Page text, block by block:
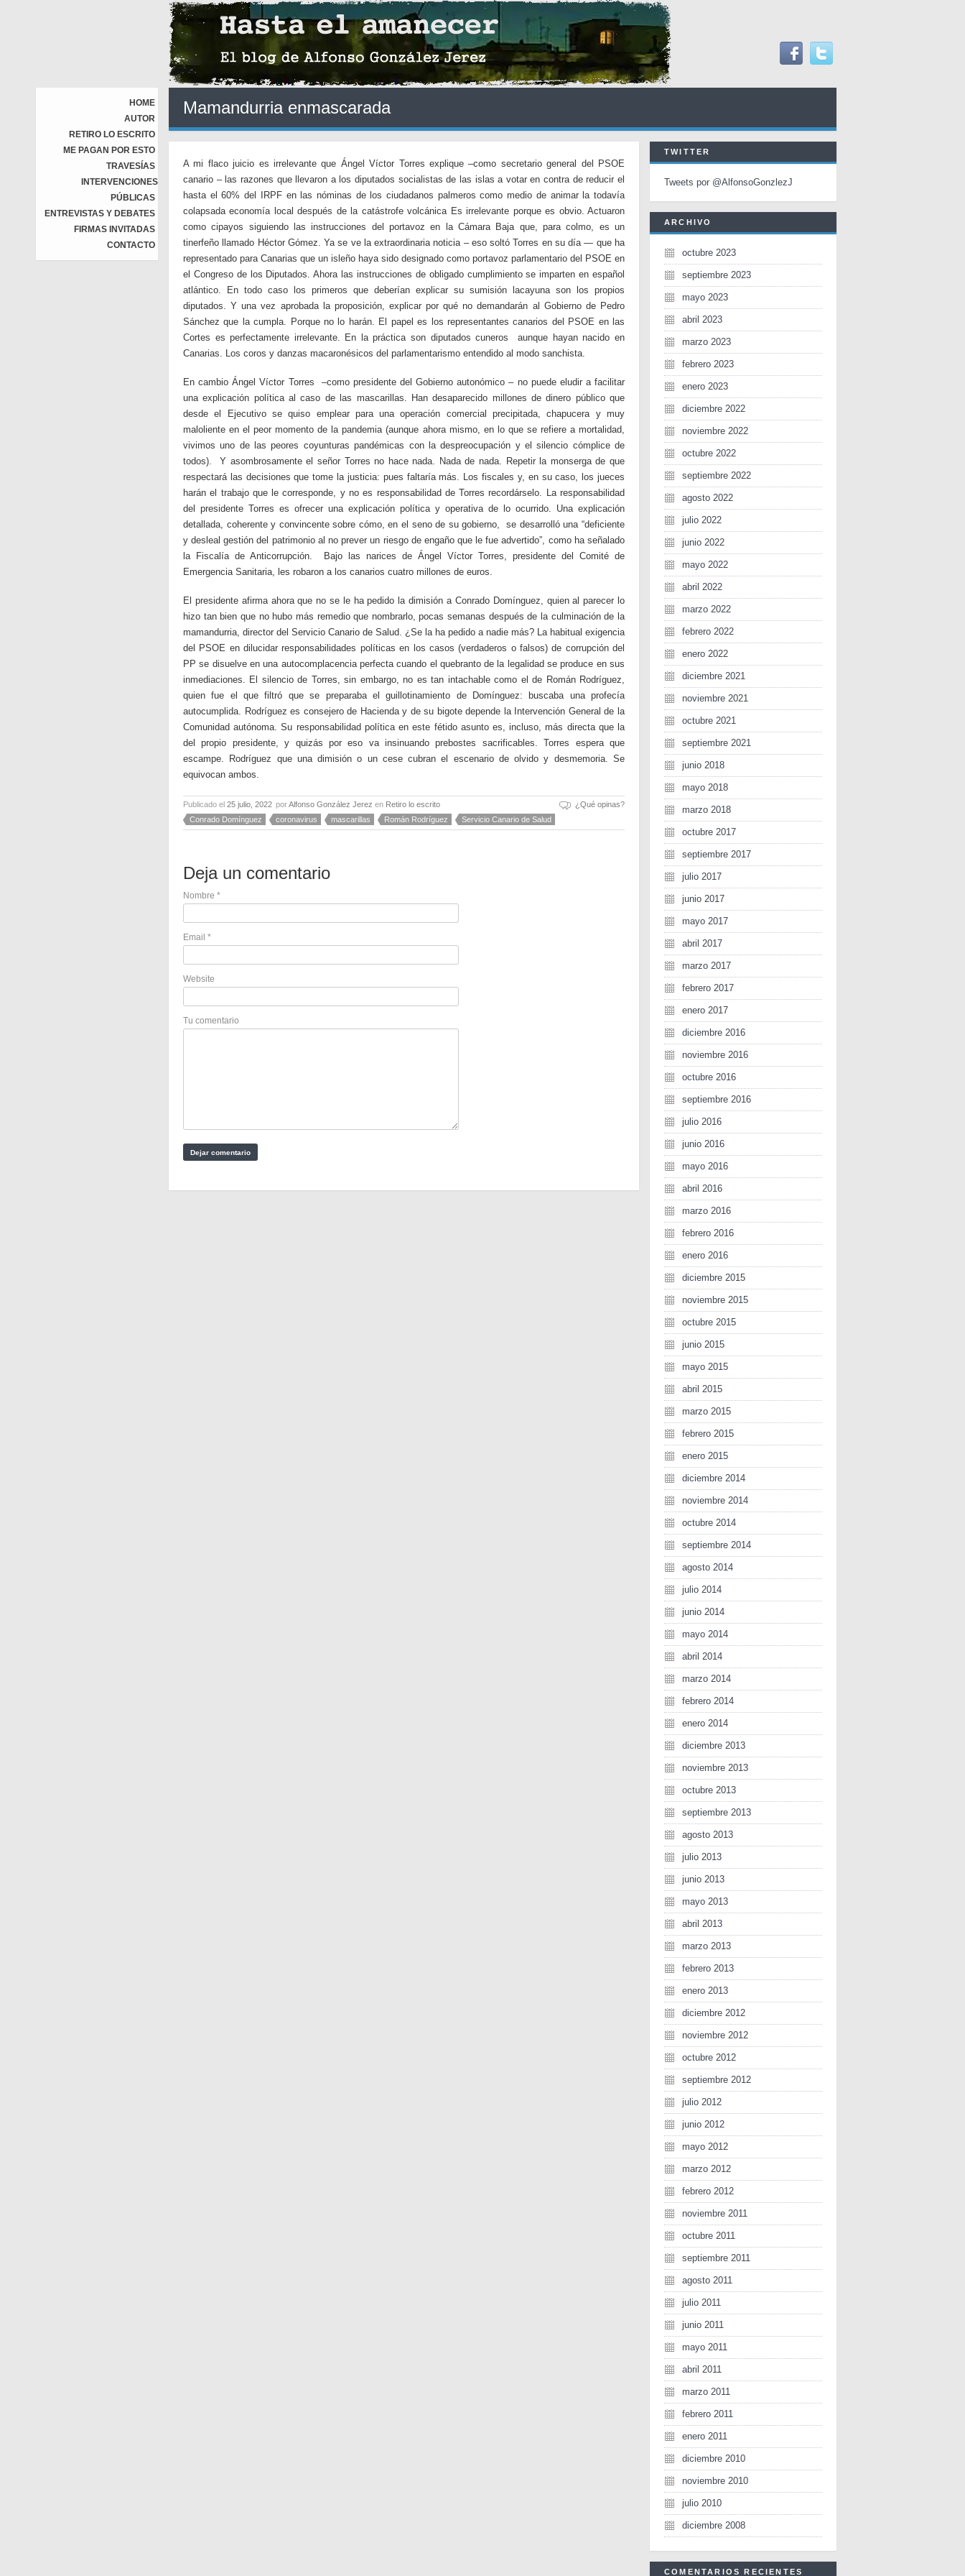
HOME
AUTOR
RETIRO LO ESCRITO
ME PAGAN POR ESTO
TRAVESÍAS
INTERVENCIONES
PÚBLICAS
ENTREVISTAS Y DEBATES
FIRMAS INVITADAS
CONTACTO
Mamandurria enmascarada
A mi flaco juicio es irrelevante que Ángel Víctor Torres explique –como secretario general del PSOE
canario – las razones que llevaron a los diputados socialistas de las islas a votar en contra de reducir el
hasta el 60% del IRPF en las nóminas de los ciudadanos palmeros como medio de animar la todavía
colapsada economía local después de la catástrofe volcánica Es irrelevante porque es obvio. Actuaron
como cipayos siguiendo las instrucciones del portavoz en la Cámara Baja que, para colmo, es un
tinerfeño llamado Héctor Gómez. Ya se ve la extraordinaria noticia – eso soltó Torres en su día — que ha
representado para Canarias que un isleño haya sido designado como portavoz parlamentario del PSOE en
el Congreso de los Diputados. Ahora las instrucciones de obligado cumplimiento se imparten en español
atlántico. En todo caso los primeros que deberían explicar su sumisión lacayuna son los propios
diputados. Y una vez aprobada la proposición, explicar por qué no demandarán al Gobierno de Pedro
Sánchez que la cumpla. Porque no lo harán. El papel es los representantes canarios del PSOE en las
Cortes es perfectamente irrelevante. En la práctica son diputados cuneros aunque hayan nacido en
Canarias. Los coros y danzas macaronésicos del parlamentarismo entendido al modo sanchista.
En cambio Ángel Víctor Torres –como presidente del Gobierno autonómico – no puede eludir a facilitar
una explicación política al caso de las mascarillas. Han desaparecido millones de dinero público que
desde el Ejecutivo se quiso emplear para una operación comercial precipitada, chapucera y muy
maloliente en el peor momento de la pandemia (aunque ahora mismo, en lo que se refiere a mortalidad,
vivimos uno de las peores coyunturas pandémicas con la despreocupación y el silencio cómplice de
todos). Y asombrosamente el señor Torres no hace nada. Nada de nada. Repetir la monserga de que
respectará las decisiones que tome la justicia: pues faltaría más. Los fiscales y, en su caso, los jueces
harán el trabajo que le corresponde, y no es responsabilidad de Torres recordárselo. La responsabilidad
del presidente Torres es ofrecer una explicación política y operativa de lo ocurrido. Una explicación
detallada, coherente y convincente sobre cómo, en el seno de su gobierno, se desarrolló una “deficiente
y desleal gestión del patrimonio al no prever un riesgo de engaño que le fue advertido”, como ha señalado
la Fiscalía de Anticorrupción. Bajo las narices de Ángel Víctor Torres, presidente del Comité de
Emergencia Sanitaria, les robaron a los canarios cuatro millones de euros.
El presidente afirma ahora que no se le ha pedido la dimisión a Conrado Domínguez, quien al parecer lo
hizo tan bien que no hubo más remedio que nombrarlo, pocas semanas después de la culminación de la
mamandurria, director del Servicio Canario de Salud. ¿Se la ha pedido a nadie más? La habitual exigencia
del PSOE en dilucidar responsabilidades políticas en los casos (verdaderos o falsos) de corrupción del
PP se disuelve en una autocomplacencia perfecta cuando el quebranto de la legalidad se produce en sus
inmediaciones. El silencio de Torres, sin embargo, no es tan intachable como el de Román Rodríguez,
quien fue el que filtró que se preparaba el guillotinamiento de Domínguez: buscaba una profecía
autocumplida. Rodríguez es consejero de Hacienda y de su bigote depende la Intervención General de la
Comunidad autónoma. Su responsabilidad política en este fétido asunto es, incluso, más directa que la
del propio presidente, y quizás por eso va insinuando prebostes sacrificables. Torres espera que
escampe. Rodríguez que una dimisión o un cese cubran el escenario de olvido y desmemoria. Se
equivocan ambos.
Publicado el 25 julio, 2022 porAlfonso González Jerez en Retiro lo escrito
¿Qué opinas?
Conrado Domínguez
coronavirus mascarillas Román Rodríguez Servicio Canario de Salud
Deja un comentario
Nombre *
Email *
Website
Tu comentario
TWITTER
Tweets por @AlfonsoGonzlezJ
ARCHIVO
octubre 2023
septiembre 2023
mayo 2023
abril 2023
marzo 2023
febrero 2023
enero 2023
diciembre 2022
noviembre 2022
octubre 2022
septiembre 2022
agosto 2022
julio 2022
junio 2022
mayo 2022
abril 2022
marzo 2022
febrero 2022
enero 2022
diciembre 2021
noviembre 2021
octubre 2021
septiembre 2021
junio 2018
mayo 2018
marzo 2018
octubre 2017
septiembre 2017
julio 2017
junio 2017
mayo 2017
abril 2017
marzo 2017
febrero 2017
enero 2017
diciembre 2016
noviembre 2016
octubre 2016
septiembre 2016
julio 2016
junio 2016
mayo 2016
abril 2016
marzo 2016
febrero 2016
enero 2016
diciembre 2015
noviembre 2015
octubre 2015
junio 2015
mayo 2015
abril 2015
marzo 2015
febrero 2015
enero 2015
diciembre 2014
noviembre 2014
octubre 2014
septiembre 2014
agosto 2014
julio 2014
junio 2014
mayo 2014
abril 2014
marzo 2014
febrero 2014
enero 2014
diciembre 2013
noviembre 2013
octubre 2013
septiembre 2013
agosto 2013
julio 2013
junio 2013
mayo 2013
abril 2013
marzo 2013
febrero 2013
enero 2013
diciembre 2012
noviembre 2012
octubre 2012
septiembre 2012
julio 2012
junio 2012
mayo 2012
marzo 2012
febrero 2012
noviembre 2011
octubre 2011
septiembre 2011
agosto 2011
julio 2011
junio 2011
mayo 2011
abril 2011
marzo 2011
febrero 2011
enero 2011
diciembre 2010
noviembre 2010
julio 2010
diciembre 2008
COMENTARIOS RECIENTES